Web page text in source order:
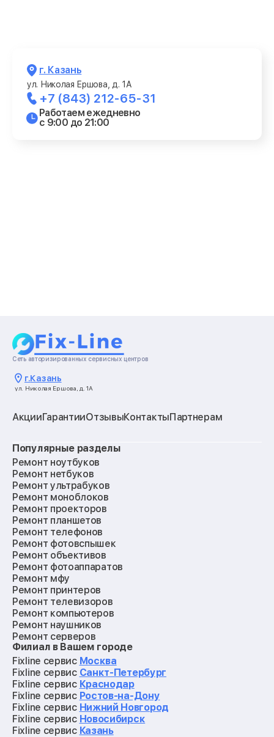
г. Казань
ул. Николая Ершова, д. 1А
+7 (843) 212-65-31
Работаем ежедневно
с 9:00 до 21:00
Сеть авторизированных сервисных центров
г.Казань
ул. Николая Ершова, д. 1А
АкцииГарантииОтзывыКонтактыПартнерам
Популярные разделы
Ремонт ноутбуков
Ремонт нетбуков
Ремонт ультрабуков
Ремонт моноблоков
Ремонт проекторов
Ремонт планшетов
Ремонт телефонов
Ремонт фотовспышек
Ремонт объективов
Ремонт фотоаппаратов
Ремонт мфу
Ремонт принтеров
Ремонт телевизоров
Ремонт компьютеров
Ремонт наушников
Ремонт серверов
Ремонт мониторов
Ремонт квадрокоптеров
Ремонт электросамокатов
Ремонт материнских плат
Ремонт видеокарт
Ремонт кофемашин
Ремонт vr систем
Ремонт игровых приставок
Филиал в Вашем городе
Fixline сервис Москва
Fixline сервис Санкт-Петербург
Fixline сервис Краснодар
Fixline сервис Ростов-на-Дону
Fixline сервис Нижний Новгород
Fixline сервис Новосибирск
Fixline сервис Казань